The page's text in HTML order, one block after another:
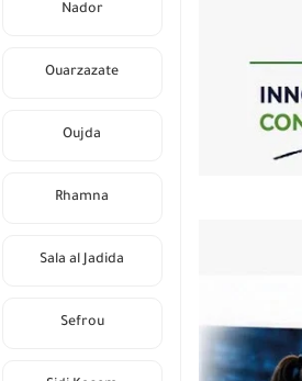
Nador
Ouarzazate
Oujda
Rhamna
Sala al Jadida
Sefrou